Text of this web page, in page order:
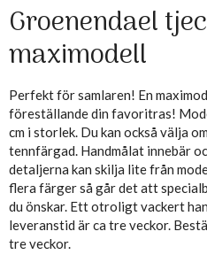
Groenendael
maximodell
Perfekt för samlaren! En
föreställande din favoritras!
cm i storlek. Du kan också välja
tennfärgad. Handmålat innebär
detaljerna kan skilja lite från
flera färger så går det att
du önskar. Ett otroligt vackert
leveranstid är ca tre veckor.
tre veckor.